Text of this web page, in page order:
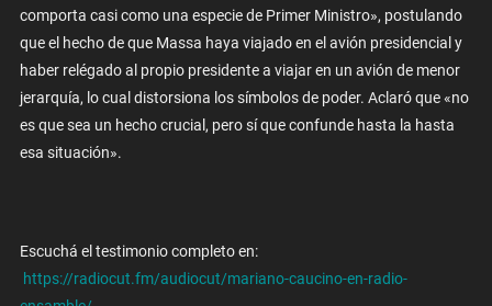
comporta casi como una especie de Primer Ministro», postulando
que el hecho de que Massa haya viajado en el avión presidencial y
haber relégado al propio presidente a viajar en un avión de menor
jerarquía, lo cual distorsiona los símbolos de poder. Aclaró que «no
es que sea un hecho crucial, pero sí que confunde hasta la hasta
esa situación».
Escuchá el testimonio completo en:
https://radiocut.fm/audiocut/mariano-caucino-en-radio-